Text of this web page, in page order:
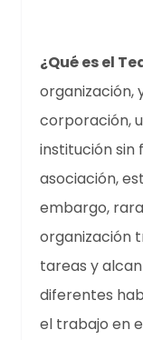
¿Qué es el
organización,
corporación,
institución sin
asociación,
embargo,
organización
tareas y
diferentes
el trabajo en